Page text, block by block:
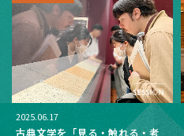
2025.06.17
古典文学を「見る・触れる・考